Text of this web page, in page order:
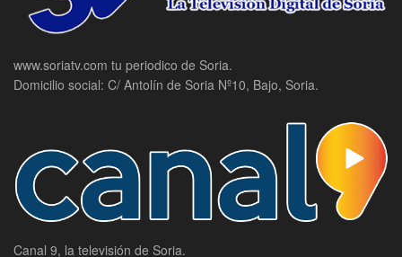
www.soriatv.com tu periodico de Soria.
Domicilio social: C/ Antolín de Soria Nº10, Bajo, Soria.
Canal 9, la televisión de Soria.